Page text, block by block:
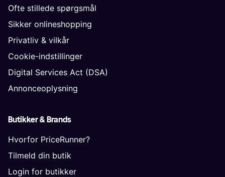
Ofte stillede spørgsmål
Sikker onlineshopping
Privatliv & vilkår
Cookie-indstillinger
Digital Services Act (DSA)
Annonceoplysning
Butikker & Brands
Hvorfor PriceRunner?
Tilmeld din butik
Login for butikker